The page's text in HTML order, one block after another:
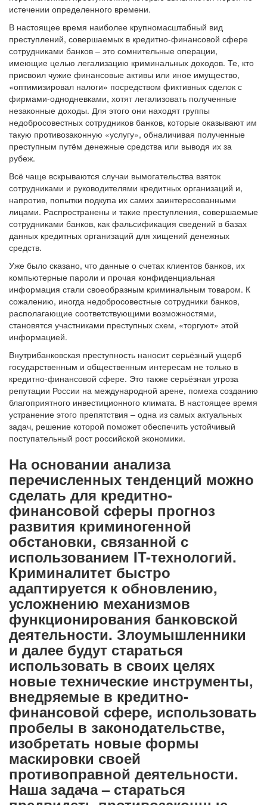
истечении определенного времени.
В настоящее время наиболее крупномасштабный вид
преступлений, совершаемых в кредитно-финансовой сфере
сотрудниками банков – это сомнительные операции,
имеющие целью легализацию криминальных доходов. Те, кто
присвоил чужие финансовые активы или иное имущество,
«оптимизировал налоги» посредством фиктивных сделок с
фирмами-однодневками, хотят легализовать полученные
незаконные доходы. Для этого они находят группы
недобросовестных сотрудников банков, которые оказывают им
такую противозаконную «услугу», обналичивая полученные
преступным путём денежные средства или выводя их за
рубеж.
Всё чаще вскрываются случаи вымогательства взяток
сотрудниками и руководителями кредитных организаций и,
напротив, попытки подкупа их самих заинтересованными
лицами. Распространены и такие преступления, совершаемые
сотрудниками банков, как фальсификация сведений в базах
данных кредитных организаций для хищений денежных
средств.
Уже было сказано, что данные о счетах клиентов банков, их
компьютерные пароли и прочая конфиденциальная
информация стали своеобразным криминальным товаром. К
сожалению, иногда недобросовестные сотрудники банков,
располагающие соответствующими возможностями,
становятся участниками преступных схем, «торгуют» этой
информацией.
Внутрибанковская преступность наносит серьёзный ущерб
государственным и общественным интересам не только в
кредитно-финансовой сфере. Это также серьёзная угроза
репутации России на международной арене, помеха созданию
благоприятного инвестиционного климата. В настоящее время
устранение этого препятствия – одна из самых актуальных
задач, решение которой поможет обеспечить устойчивый
поступательный рост российской экономики.
На основании анализа
перечисленных тенденций можно
сделать для кредитно-
финансовой сферы прогноз
развития криминогенной
обстановки, связанной с
использованием IT-технологий.
Криминалитет быстро
адаптируется к обновлению,
усложнению механизмов
функционирования банковской
деятельности. Злоумышленники
и далее будут стараться
использовать в своих целях
новые технические инструменты,
внедряемые в кредитно-
финансовой сфере, использовать
пробелы в законодательстве,
изобретать новые формы
маскировки своей
противоправной деятельности.
Наша задача – стараться